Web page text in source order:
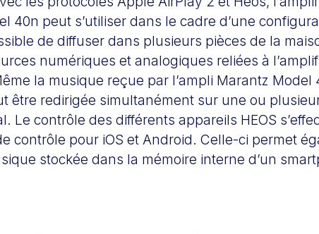
40n peut s’utiliser dans le cadre d’une
de diffuser dans plusieurs pièces de la
numériques et analogiques reliées à
la musique reçue par l’ampli Marantz Model
être redirigée simultanément sur une ou
Le contrôle des différents appareils HEOS
contrôle pour iOS et Android. Celle-ci permet
stockée dans la mémoire interne d’un